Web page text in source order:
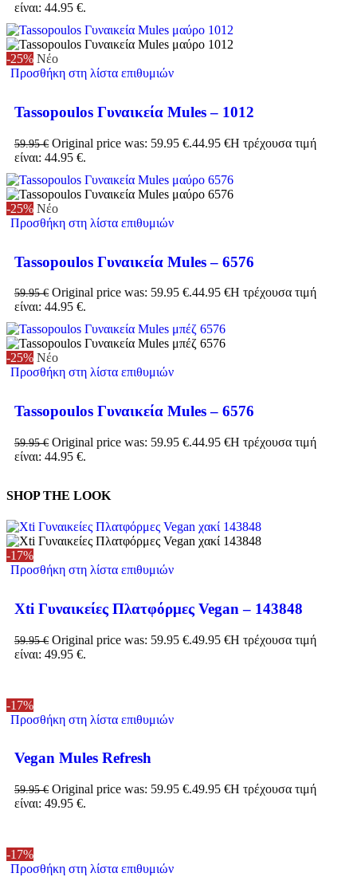
είναι: 44.95 €.
-25% Νέο
Προσθήκη στη λίστα επιθυμιών
Tassopoulos Γυναικεία Mules – 1012
59.95€ Original price was: 59.95 €.44.95 €Η τρέχουσα τιμή
είναι: 44.95 €.
-25% Νέο
Προσθήκη στη λίστα επιθυμιών
Tassopoulos Γυναικεία Mules – 6576
59.95€ Original price was: 59.95 €.44.95 €Η τρέχουσα τιμή
είναι: 44.95 €.
-25% Νέο
Προσθήκη στη λίστα επιθυμιών
Tassopoulos Γυναικεία Mules – 6576
59.95€ Original price was: 59.95 €.44.95 €Η τρέχουσα τιμή
είναι: 44.95 €.
SHOP THE LOOK
-17%
Προσθήκη στη λίστα επιθυμιών
Xti Γυναικείες Πλατφόρμες Vegan – 143848
59.95€ Original price was: 59.95 €.49.95 €Η τρέχουσα τιμή
είναι: 49.95 €.
-17%
Προσθήκη στη λίστα επιθυμιών
Vegan Mules Refresh
59.95€ Original price was: 59.95 €.49.95 €Η τρέχουσα τιμή
είναι: 49.95 €.
-17%
Προσθήκη στη λίστα επιθυμιών